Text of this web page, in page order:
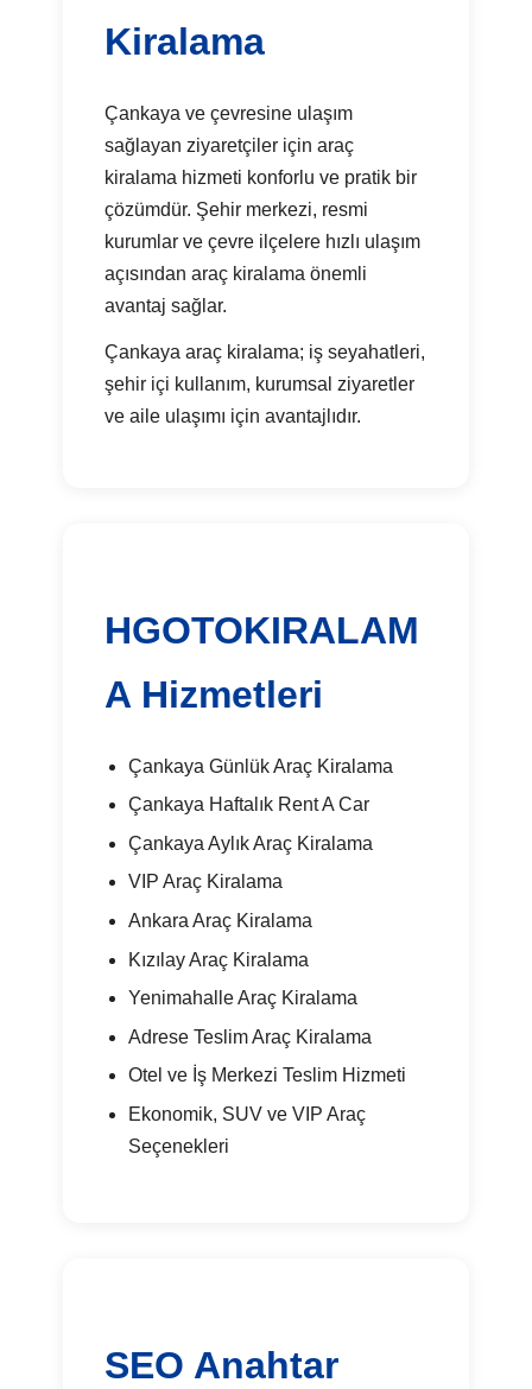
Kiralama
Çankaya ve çevresine ulaşım
sağlayan ziyaretçiler için araç
kiralama hizmeti konforlu ve pratik bir
çözümdür. Şehir merkezi, resmi
kurumlar ve çevre ilçelere hızlı ulaşım
açısından araç kiralama önemli
avantaj sağlar.
Çankaya araç kiralama; iş seyahatleri,
şehir içi kullanım, kurumsal ziyaretler
ve aile ulaşımı için avantajlıdır.
HGOTOKIRALAM
A Hizmetleri
Çankaya Günlük Araç Kiralama
Çankaya Haftalık Rent A Car
Çankaya Aylık Araç Kiralama
VIP Araç Kiralama
Ankara Araç Kiralama
Kızılay Araç Kiralama
Yenimahalle Araç Kiralama
Adrese Teslim Araç Kiralama
Otel ve İş Merkezi Teslim Hizmeti
Ekonomik, SUV ve VIP Araç
Seçenekleri
SEO Anahtar